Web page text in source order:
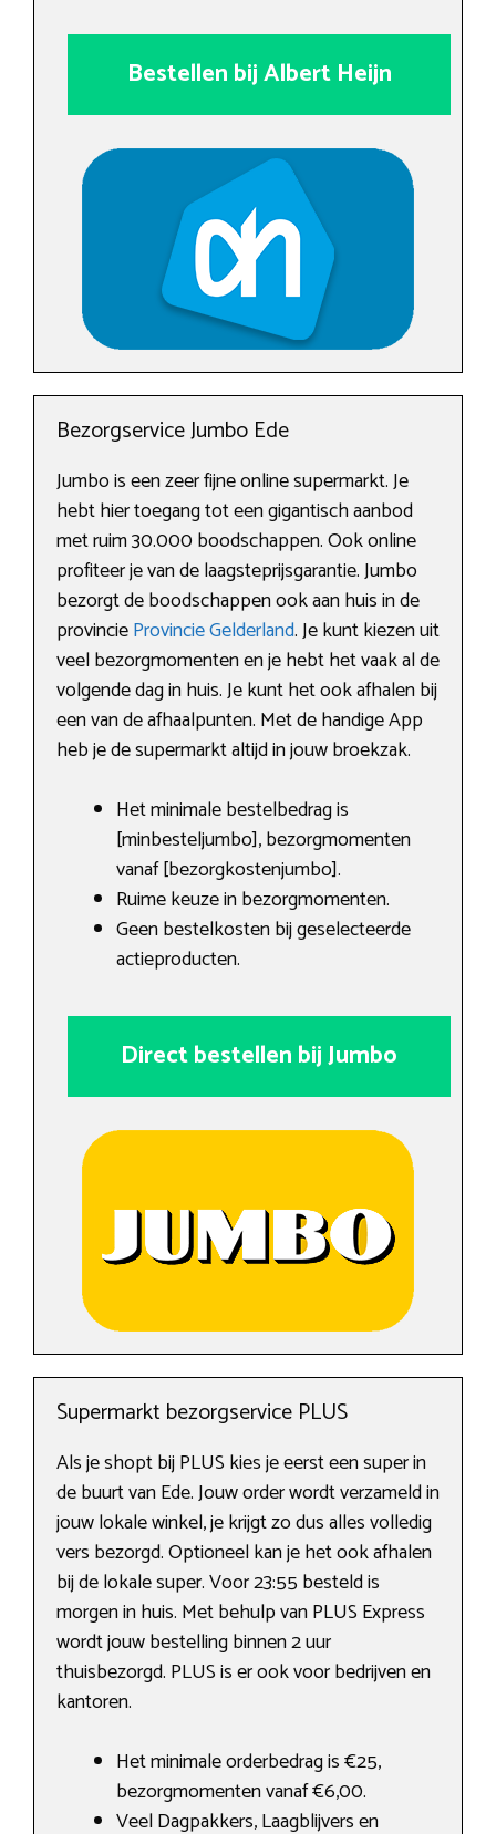
Bestellen bij Albert Heijn
Bezorgservice Jumbo Ede
Jumbo is een zeer fijne online supermarkt. Je
hebt hier toegang tot een gigantisch aanbod
met ruim 30.000 boodschappen. Ook online
profiteer je van de laagsteprijsgarantie. Jumbo
bezorgt de boodschappen ook aan huis in de
provincieProvincie Gelderland. Je kunt kiezen uit
veel bezorgmomenten en je hebt het vaak al de
volgende dag in huis. Je kunt het ook afhalen bij
een van de afhaalpunten. Met de handige App
heb je de supermarkt altijd in jouw broekzak.
Het minimale bestelbedrag is
[minbesteljumbo], bezorgmomenten
vanaf [bezorgkostenjumbo].
Ruime keuze in bezorgmomenten.
Geen bestelkosten bij geselecteerde
actieproducten.
Direct bestellen bij Jumbo
Supermarkt bezorgservice PLUS
Als je shopt bij PLUS kies je eerst een super in
de buurt van Ede. Jouw order wordt verzameld in
jouw lokale winkel, je krijgt zo dus alles volledig
vers bezorgd. Optioneel kan je het ook afhalen
bij de lokale super. Voor 23:55 besteld is
morgen in huis. Met behulp van PLUS Express
wordt jouw bestelling binnen 2 uur
thuisbezorgd. PLUS is er ook voor bedrijven en
kantoren.
Het minimale orderbedrag is €25,
bezorgmomenten vanaf €6,00.
Veel Dagpakkers, Laagblijvers en